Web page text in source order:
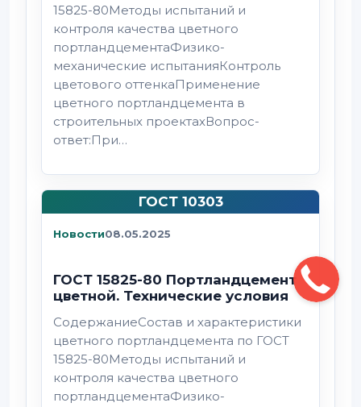
15825-80Методы испытаний и
контроля качества цветного
портландцементаФизико-
механические испытанияКонтроль
цветового оттенкаПрименение
цветного портландцемента в
строительных проектахВопрос-
ответ:При…
ГОСТ 10303
Новости08.05.2025
ГОСТ 15825-80 Портландцемент
цветной. Технические условия
СодержаниеСостав и характеристики
цветного портландцемента по ГОСТ
15825-80Методы испытаний и
контроля качества цветного
портландцементаФизико-